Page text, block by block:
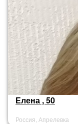
Елена , 50
Россия, Апрелевка